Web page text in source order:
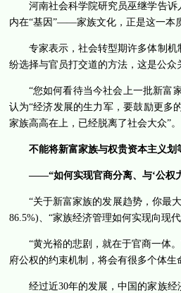
河南社会科学院研究员巫继学告
内在“基因”——家族文化，正是这一本
专家表示，社会转型期许多体制
纷选择与官员打交道的方法，这是公
“您如何看待当今社会上一批新富
认为“经济发展的生力军，要鼓励更多
家族高高在上，已经脱离了社会大众”。
不能将新富家族与权贵资本主义划
——“如何实现官商分离、与‘公权
“关于新富家族的发展趋势，你最
86.5%)、“家族经济管理如何实现向现
“黄光裕的悲剧，就在于官商一体
府公权的约束机制，将会有很多个体
经过近30年的发展，中国的家族